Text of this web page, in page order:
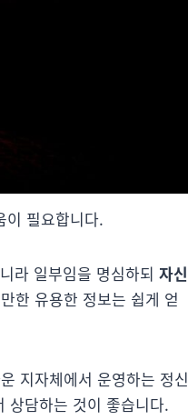
이 필요합니다.
라 일부임을 명심하되 자신
한 유용한 정보는 쉽게 얻
지자체에서 운영하는 정신
상담하는 것이 좋습니다.